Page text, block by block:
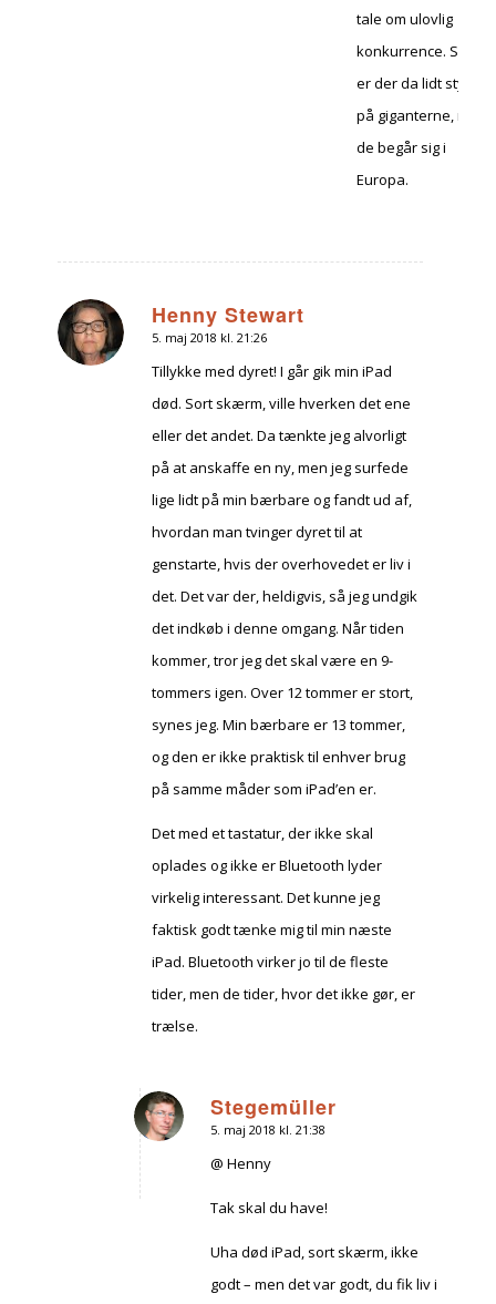
tale om ulovlig
konkurrence. Så
er der da lidt styr
på giganterne, når
de begår sig i
Europa.
Henny Stewart
siger:
5. maj 2018 kl. 21:26
Tillykke med dyret! I går gik min iPad
død. Sort skærm, ville hverken det ene
eller det andet. Da tænkte jeg alvorligt
på at anskaffe en ny, men jeg surfede
lige lidt på min bærbare og fandt ud af,
hvordan man tvinger dyret til at
genstarte, hvis der overhovedet er liv i
det. Det var der, heldigvis, så jeg undgik
det indkøb i denne omgang. Når tiden
kommer, tror jeg det skal være en 9-
tommers igen. Over 12 tommer er stort,
synes jeg. Min bærbare er 13 tommer,
og den er ikke praktisk til enhver brug
på samme måder som iPad’en er.
Det med et tastatur, der ikke skal
oplades og ikke er Bluetooth lyder
virkelig interessant. Det kunne jeg
faktisk godt tænke mig til min næste
iPad. Bluetooth virker jo til de fleste
tider, men de tider, hvor det ikke gør, er
trælse.
Stegemüller
siger:
5. maj 2018 kl. 21:38
@ Henny
Tak skal du have!
Uha død iPad, sort skærm, ikke
godt – men det var godt, du fik liv i